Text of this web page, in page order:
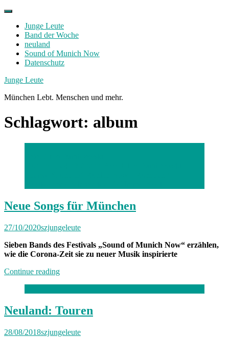
Skip
contentJunge Leute
Band der Woche
neuland
Sound of Munich Now
Datenschutz
Facebook
Twitter
Instagram
Junge Leute
München Lebt. Menschen und mehr.
Schlagwort: album
Neue Songs für München
27/10/2020szjungeleute
Sieben Bands des Festivals „Sound of Munich Now“ erzählen,
wie die Corona-Zeit sie zu neuer Musik inspirierte
Continue reading„Neue
Neuland: Touren
28/08/2018szjungeleute